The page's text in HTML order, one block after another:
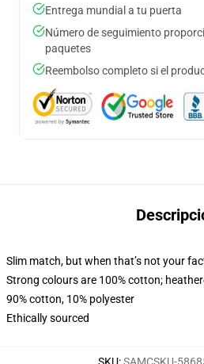
Entrega mundial a tu puerta
Número de seguimiento
paquetes
Reembolso completo si el
Slim match, but when that’s not your
Strong colours are 100% cotton;
90% cotton, 10% polyester
Ethically sourced